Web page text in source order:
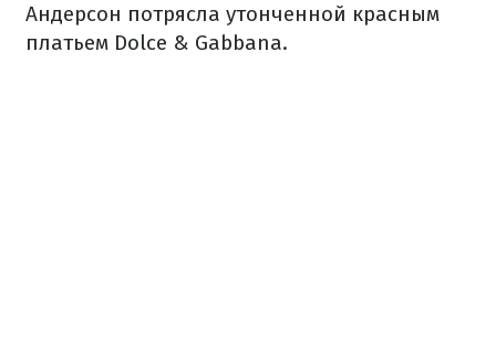
Андерсон потрясла утонченной красным
платьем Dolce & Gabbana.